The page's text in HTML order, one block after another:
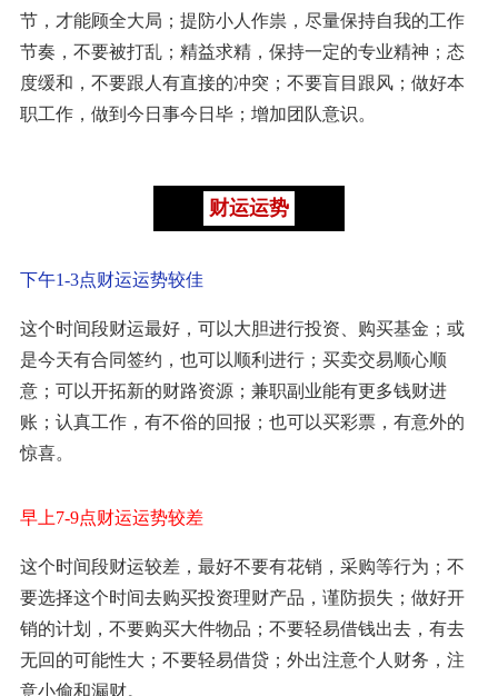
节，才能顾全大局；提防小人作祟，尽量保持自我的工作
节奏，不要被打乱；精益求精，保持一定的专业精神；态
度缓和，不要跟人有直接的冲突；不要盲目跟风；做好本
职工作，做到今日事今日毕；增加团队意识。
财运运势
下午1-3点财运运势较佳
这个时间段财运最好，可以大胆进行投资、购买基金；或
是今天有合同签约，也可以顺利进行；买卖交易顺心顺
意；可以开拓新的财路资源；兼职副业能有更多钱财进
账；认真工作，有不俗的回报；也可以买彩票，有意外的
惊喜。
早上7-9点财运运势较差
这个时间段财运较差，最好不要有花销，采购等行为；不
要选择这个时间去购买投资理财产品，谨防损失；做好开
销的计划，不要购买大件物品；不要轻易借钱出去，有去
无回的可能性大；不要轻易借贷；外出注意个人财务，注
意小偷和漏财。